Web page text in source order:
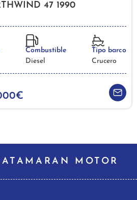
47 1990
Combustible
Diesel
Tipo barco
Crucero
MOTOR